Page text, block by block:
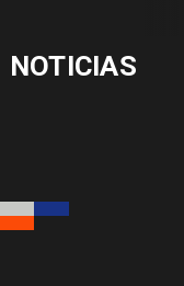
NOTICIAS